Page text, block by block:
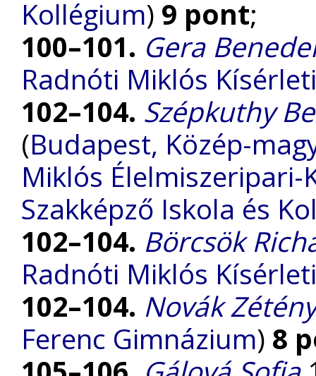
Kollégium) 9 pont;
100–101. Gera
Radnóti Miklós
102–104. Szépkuthy
(Budapest, Közép-
Miklós
Szakképző Iskola és
102–104. Börcsök
Radnóti Miklós
102–104. Novák Zétény
Ferenc Gimnázium) 8